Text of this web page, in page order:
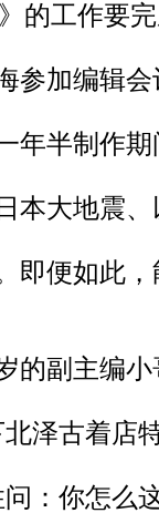
的工作要
加编辑会
年半制作
本大地震
即便如此
的副主编
泽古着店
：你怎么